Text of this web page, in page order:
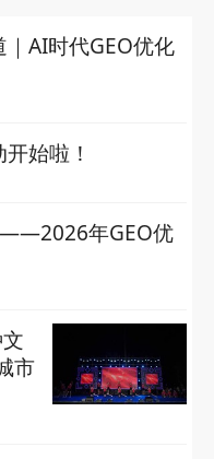
AI时代GEO优化
始啦！
——2026年GEO优
市